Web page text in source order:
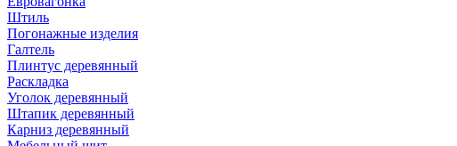
Штиль
Погонажные изделия
Галтель
Плинтус деревянный
Раскладка
Уголок деревянный
Штапик деревянный
Карниз деревянный